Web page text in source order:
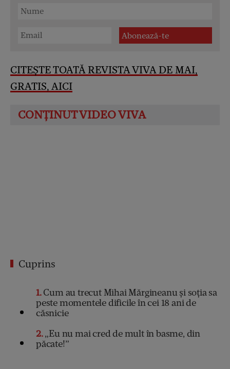
CITEȘTE TOATĂ REVISTA VIVA DE MAI,
GRATIS, AICI
Cuprins
1Cum au trecut Mihai Mărgineanu și soția sa
peste momentele dificile în cei 18 ani de
căsnicie
2„Eu nu mai cred de mult în basme, din
păcate!”